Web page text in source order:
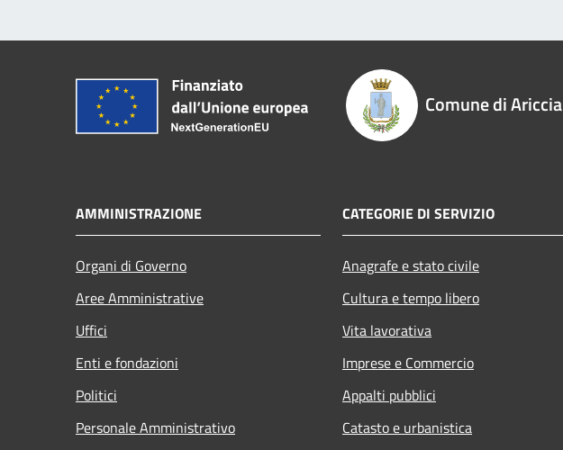
Comune di Ariccia
AMMINISTRAZIONE
Organi di Governo
Aree Amministrative
Uffici
Enti e fondazioni
Politici
Personale Amministrativo
CATEGORIE DI SERVIZIO
Anagrafe e stato civile
Cultura e tempo libero
Vita lavorativa
Imprese e Commercio
Appalti pubblici
Catasto e urbanistica